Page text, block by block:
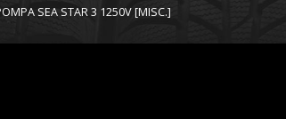
SEA STAR 3 1250V [MISC.]